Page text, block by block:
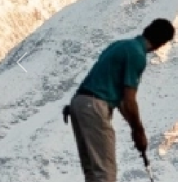
Previous